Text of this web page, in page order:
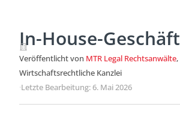
In-House-Geschäft
Veröffentlicht von MTR Legal Rechtsanwälte,
Wirtschaftsrechtliche Kanzlei
·Letzte Bearbeitung: 6. Mai 2026